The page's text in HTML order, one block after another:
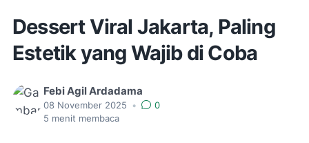
Dessert Viral Jakarta, Paling
Estetik yang Wajib di Coba
Febi Agil Ardadama
08 November 2025 •
0
5 menit membaca